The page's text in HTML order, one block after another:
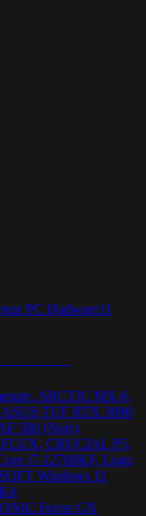
ARCTIC MX-6,
TUF RTX 3090
500 (Noir),
CRUCIAL P5,
i7-12700KF, Logo
Windows 11
Focus GX